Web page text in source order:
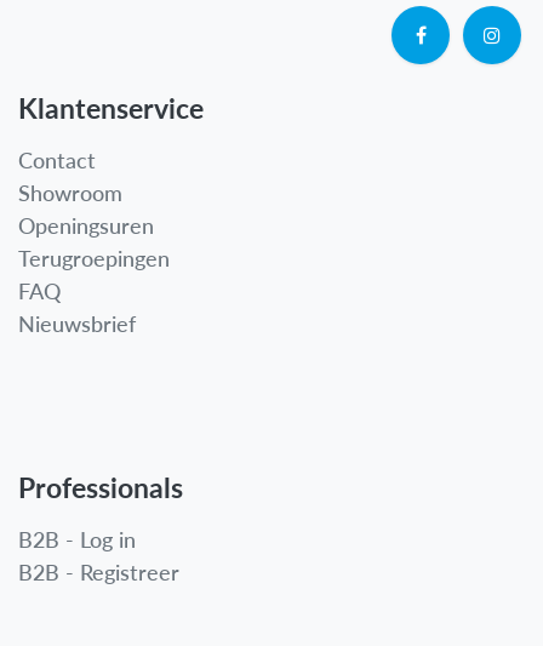
Klantenservice
Contact
Showroom
Openingsuren
Terugroepingen
FAQ
Nieuwsbrief
Professionals
B2B - Log in
B2B - Registreer